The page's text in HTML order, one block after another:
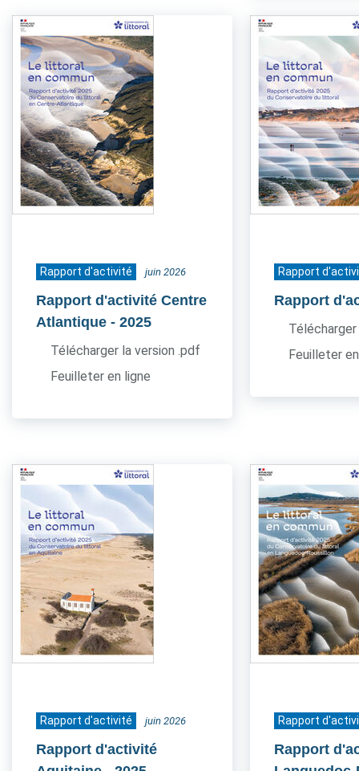
Rapport d'activité juin 2026
Rapport d'activité Centre
Atlantique - 2025
Télécharger la version .pdf
Feuilleter en ligne
Rapport
Rapport
Feuilleter
Rapport d'activité juin 2026
Rapport d'activité
Rapport
Rapport